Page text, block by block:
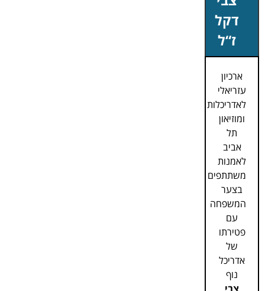
דקל
ז“ל
ארכיון
עזריאלי
לאדריכלות
ומוזיאון
תל
אביב
לאמנות
משתתפים
בצער
המשפחה
עם
פטירתו
של
אדריכל
נוף